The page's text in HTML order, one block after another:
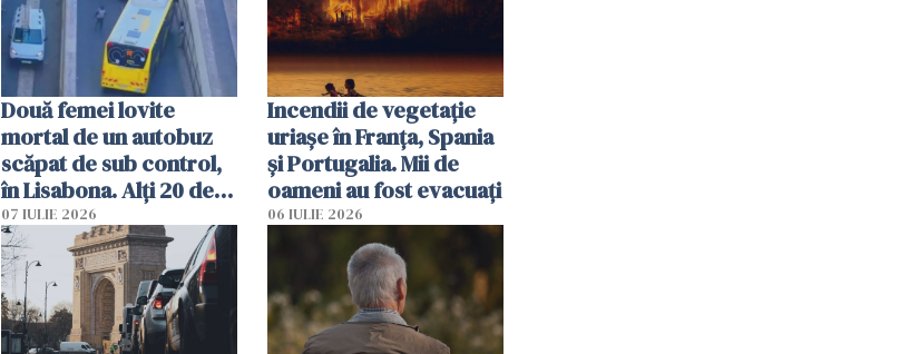
Două femei lovite
mortal de un autobuz
scăpat de sub control,
în Lisabona. Alți 20 de
oameni sunt răniți
07 IULIE 2026
Incendii de vegetație
uriașe în Franța, Spania
și Portugalia. Mii de
oameni au fost evacuați
06 IULIE 2026